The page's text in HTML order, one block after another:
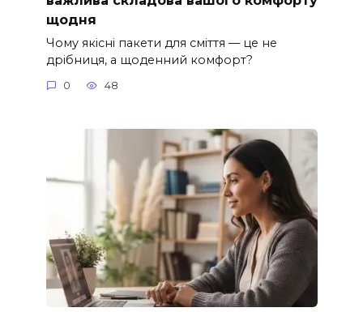
щодня
Чому якісні пакети для сміття — це не
дрібниця, а щоденний комфорт?
0 48